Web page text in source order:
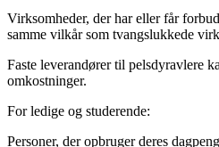
Virksomheder, der har eller får
samme vilkår som tvangslukkede
Faste leverandører til pelsdyravlere
omkostninger.
For ledige og studerende:
Personer, der opbruger deres